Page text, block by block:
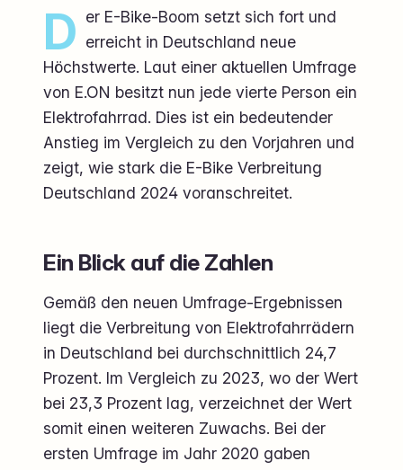
D er E-Bike-Boom setzt sich fort und
erreicht in Deutschland neue
Höchstwerte. Laut einer aktuellen Umfrage
von E.ON besitzt nun jede vierte Person ein
Elektrofahrrad. Dies ist ein bedeutender
Anstieg im Vergleich zu den Vorjahren und
zeigt, wie stark die E-Bike Verbreitung
Deutschland 2024 voranschreitet.
Ein Blick auf die Zahlen
Gemäß den neuen Umfrage-Ergebnissen
liegt die Verbreitung von Elektrofahrrädern
in Deutschland bei durchschnittlich 24,7
Prozent. Im Vergleich zu 2023, wo der Wert
bei 23,3 Prozent lag, verzeichnet der Wert
somit einen weiteren Zuwachs. Bei der
ersten Umfrage im Jahr 2020 gaben